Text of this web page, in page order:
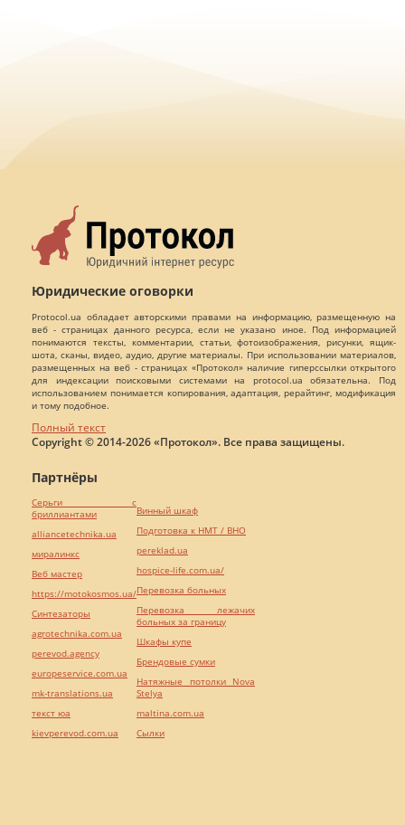
Юридические оговорки
Protocol.ua обладает авторскими правами на информацию, размещенную на
веб - страницах данного ресурса, если не указано иное. Под информацией
понимаются тексты, комментарии, статьи, фотоизображения, рисунки, ящик-
шота, сканы, видео, аудио, другие материалы. При использовании материалов,
размещенных на веб - страницах «Протокол» наличие гиперссылки открытого
для индексации поисковыми системами на protocol.ua обязательна. Под
использованием понимается копирования, адаптация, рерайтинг, модификация
и тому подобное.
Полный текст
Copyright © 2014-2026 «Протокол». Все права защищены.
Партнёры
Серьги с
бриллиантами
alliancetechnika.ua
миралинкс
Веб мастер
https://motokosmos.ua/
Синтезаторы
agrotechnika.com.ua
perevod.agency
europeservice.com.ua
mk-translations.ua
текст юа
kievperevod.com.ua
Винный шкаф
Подготовка к НМТ / ВНО
pereklad.ua
hospice-life.com.ua/
Перевозка больных
Перевозка лежачих
больных за границу
Шкафы купе
Брендовые сумки
Натяжные потолки Nova
Stelya
maltina.com.ua
Cылки